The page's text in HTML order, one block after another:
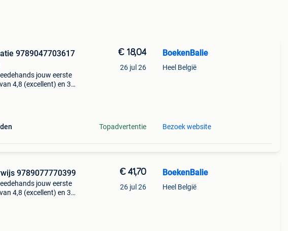
9789047703617
jouw eerste
4,8 (excellent) en 30
€ 18,04
26 jul 26
Topadvertentie
BoekenBalie
Heel België
Bezoek website
9789077770399
jouw eerste
4,8 (excellent) en 30
€ 41,70
26 jul 26
BoekenBalie
Heel België